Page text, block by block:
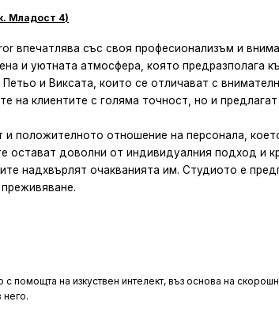
Младост 4)
впечатлява със своя професионализъм и
и уютната атмосфера, която предразполага
и Виксата, които се отличават с
на клиентите с голяма точност, но и
и положителното отношение на персонала,
остават доволни от индивидуалния подход и
надхвърлят очакванията им. Студиото е
помощта на изкуствен интелект, въз основа на
него.